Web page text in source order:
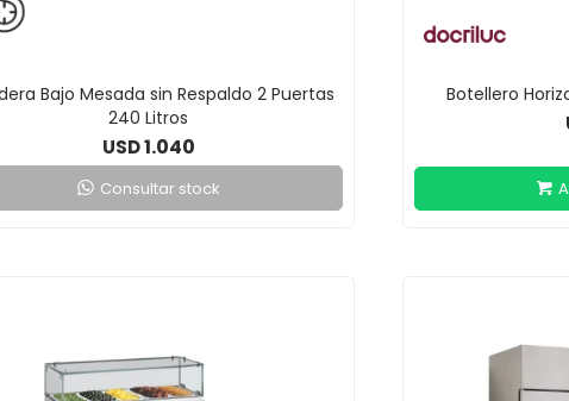
Bajo Mesada sin Respaldo 2 Puertas
240 Litros
USD1.040
Consultar stock
Botellero